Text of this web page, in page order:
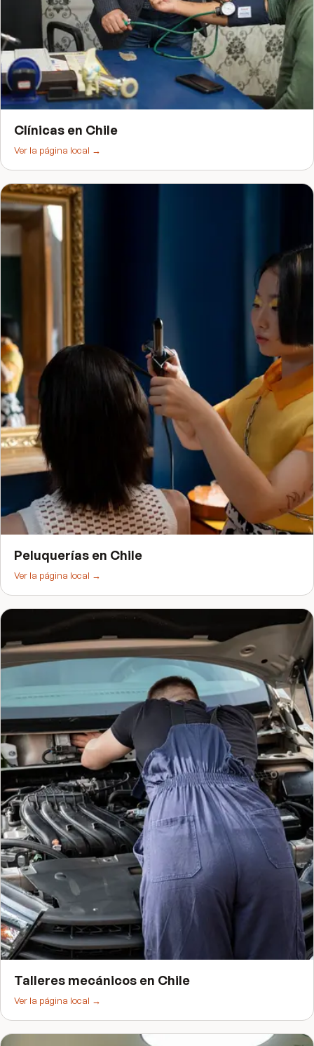
Clínicas en Chile
Ver la página local →
Peluquerías en Chile
Ver la página local →
Talleres mecánicos en Chile
Ver la página local →